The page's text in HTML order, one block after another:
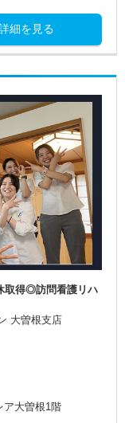
細を見る
取得◎訪問看護リハ
大曽根支店
ア大曽根1階